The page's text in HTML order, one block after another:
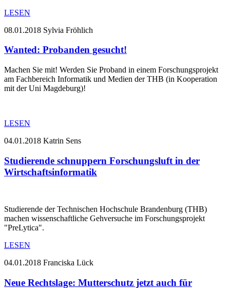
LESEN
08.01.2018 Sylvia Fröhlich
Wanted: Probanden gesucht!
Machen Sie mit! Werden Sie Proband in einem Forschungsprojekt
am Fachbereich Informatik und Medien der THB (in Kooperation
mit der Uni Magdeburg)!
LESEN
04.01.2018 Katrin Sens
Studierende schnuppern Forschungsluft in der
Wirtschaftsinformatik
Studierende der Technischen Hochschule Brandenburg (THB)
machen wissenschaftliche Gehversuche im Forschungsprojekt
"PreLytica".
LESEN
04.01.2018 Franciska Lück
Neue Rechtslage: Mutterschutz jetzt auch für